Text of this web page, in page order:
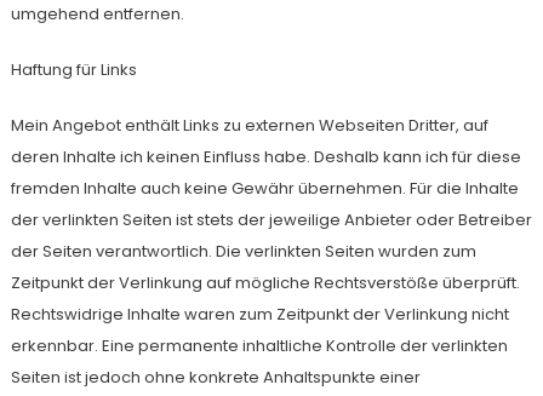
umgehend entfernen.
Haftung für Links
Mein Angebot enthält Links zu externen Webseiten Dritter, auf
deren Inhalte ich keinen Einfluss habe. Deshalb kann ich für diese
fremden Inhalte auch keine Gewähr übernehmen. Für die Inhalte
der verlinkten Seiten ist stets der jeweilige Anbieter oder Betreiber
der Seiten verantwortlich. Die verlinkten Seiten wurden zum
Zeitpunkt der Verlinkung auf mögliche Rechtsverstöße überprüft.
Rechtswidrige Inhalte waren zum Zeitpunkt der Verlinkung nicht
erkennbar. Eine permanente inhaltliche Kontrolle der verlinkten
Seiten ist jedoch ohne konkrete Anhaltspunkte einer